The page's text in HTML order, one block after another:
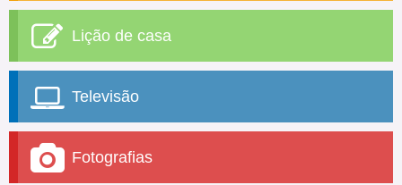
Lição de casa
Televisão
Fotografias